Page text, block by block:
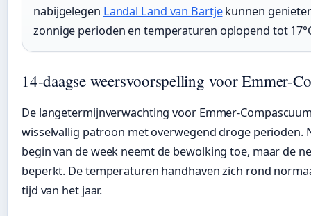
nabijgelegen Landal Land van Bartjekunnen
zonnige perioden en temperaturen oplopend tot
14-daagse weersvoorspelling voor Emmer-
De langetermijnverwachting voor Emmer-
wisselvallig patroon met overwegend droge perioden.
begin van de week neemt de bewolking toe, maar de
beperkt. De temperaturen handhaven zich rond
tijd van het jaar.